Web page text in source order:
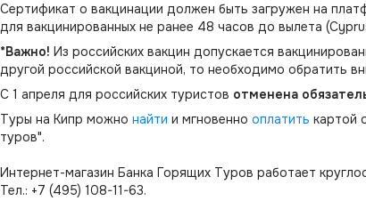
Сертификат о вакцинации должен быть загружен на
для вакцинированных не ранее 48 часов до вылета
*Важно! Из российских вакцин допускается
другой российской вакциной, то необходимо обратить
С 1 апреля для российских туристов отменена
Туры на Кипр можно найти и мгновенно оплатить картой
туров".
Интернет-магазин Банка Горящих Туров работает
Тел.: +7 (495) 108-11-63.